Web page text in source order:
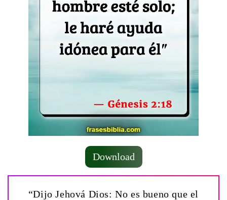
Download
“Dijo Jehová Dios: No es bueno que el